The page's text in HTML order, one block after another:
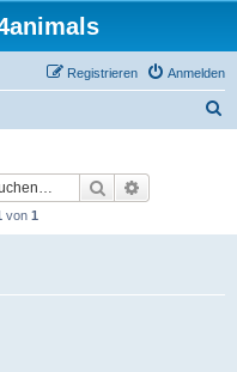
Anmelden
Registrieren
Suche
von 1